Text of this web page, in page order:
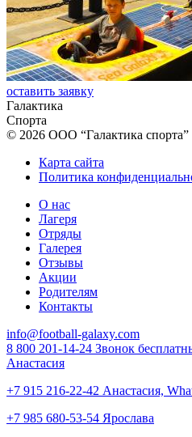
оставить заявку
Галактика
Спорта
© 2026 ООО “Галактика спорта”
Карта сайта
Политика
О нас
Лагеря
Отряды
Галерея
Отзывы
Акции
Родителям
Контакты
info@football-galaxy.com
8 800 201-14-24 Звонок
Анастасия
+7 915 216-22-42 Анастасия,
+7 985 680-53-54 Ярослава